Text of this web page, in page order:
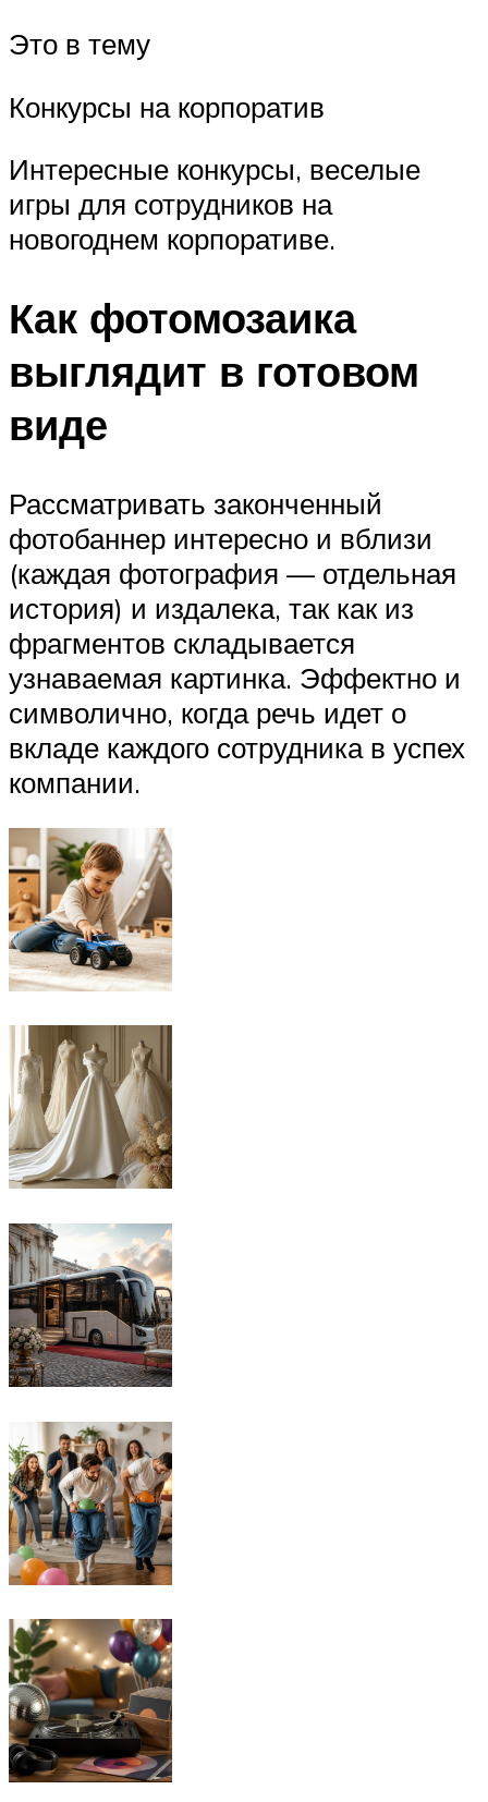
Это в тему
Конкурсы на корпоратив
Интересные конкурсы, веселые
игры для сотрудников на
новогоднем корпоративе.
Как фотомозаика
выглядит в готовом
виде
Рассматривать законченный
фотобаннер интересно и вблизи
(каждая фотография — отдельная
история) и издалека, так как из
фрагментов складывается
узнаваемая картинка. Эффектно и
символично, когда речь идет о
вкладе каждого сотрудника в успех
компании.